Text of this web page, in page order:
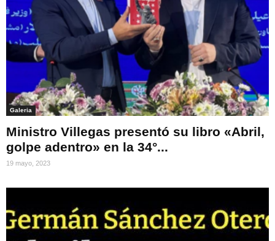
Galeria
Ministro Villegas presentó su libro «Abril,
golpe adentro» en la 34°...
19 mayo, 2023